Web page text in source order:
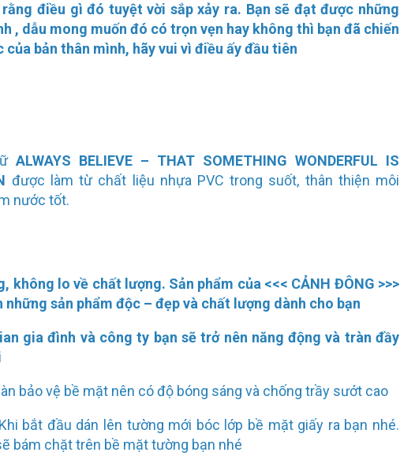
điều gì đó tuyệt vời sắp xảy ra. Bạn sẽ đạt được những
, dẫu mong muốn đó có trọn vẹn hay không thì bạn đã chiến
bản thân mình, hãy vui vì điều ấy đầu tiên
ALWAYS BELIEVE – THAT SOMETHING WONDERFUL IS
được làm từ chất liệu nhựa PVC trong suốt, thân thiện môi
nước tốt.
không lo về chất lượng. Sản phẩm của <<< CẢNH ĐÔNG >>>
những sản phẩm độc – đẹp và chất lượng dành cho bạn
gia đình và công ty bạn sẽ trở nên năng động và tràn đầy
bảo vệ bề mặt nên có độ bóng sáng và chống trầy sướt cao
bắt đầu dán lên tường mới bóc lớp bề mặt giấy ra bạn nhé.
bám chặt trên bề mặt tường bạn nhé